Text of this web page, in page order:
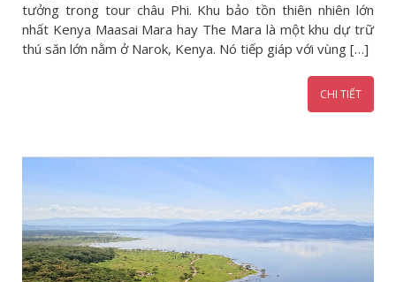
tưởng trong tour châu Phi. Khu bảo tồn thiên nhiên lớn
nhất Kenya Maasai Mara hay The Mara là một khu dự trữ
thú săn lớn nằm ở Narok, Kenya. Nó tiếp giáp với vùng […]
CHI TIẾT